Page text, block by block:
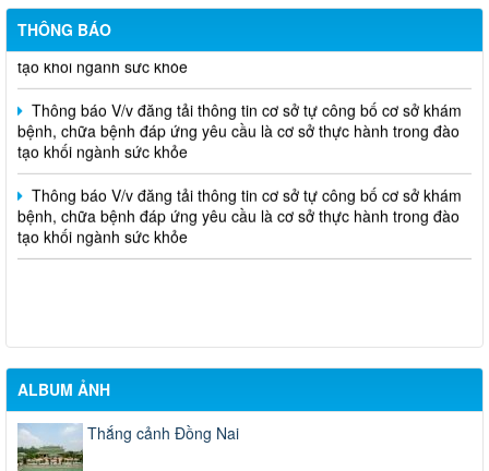
THÔNG BÁO
bệnh, chữa bệnh đáp ứng yêu cầu là cơ sở thực hành trong đào
tạo khối ngành sức khỏe
Thông báo V/v đăng tải thông tin cơ sở tự công bố cơ sở khám
bệnh, chữa bệnh đáp ứng yêu cầu là cơ sở thực hành trong đào
tạo khối ngành sức khỏe
Thông báo V/v đăng tải thông tin cơ sở tự công bố cơ sở khám
bệnh, chữa bệnh đáp ứng yêu cầu là cơ sở thực hành trong đào
tạo khối ngành sức khỏe
ALBUM ẢNH
Thắng cảnh Đồng Nai